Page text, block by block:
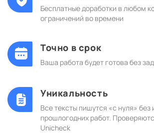
Бесплатные доработки в любом
ограничений во времени
Точно в срок
Ваша работа будет готова без
Уникальность
Все тексты пишутся «с нуля» без
прошлогодних работ.
Unicheck